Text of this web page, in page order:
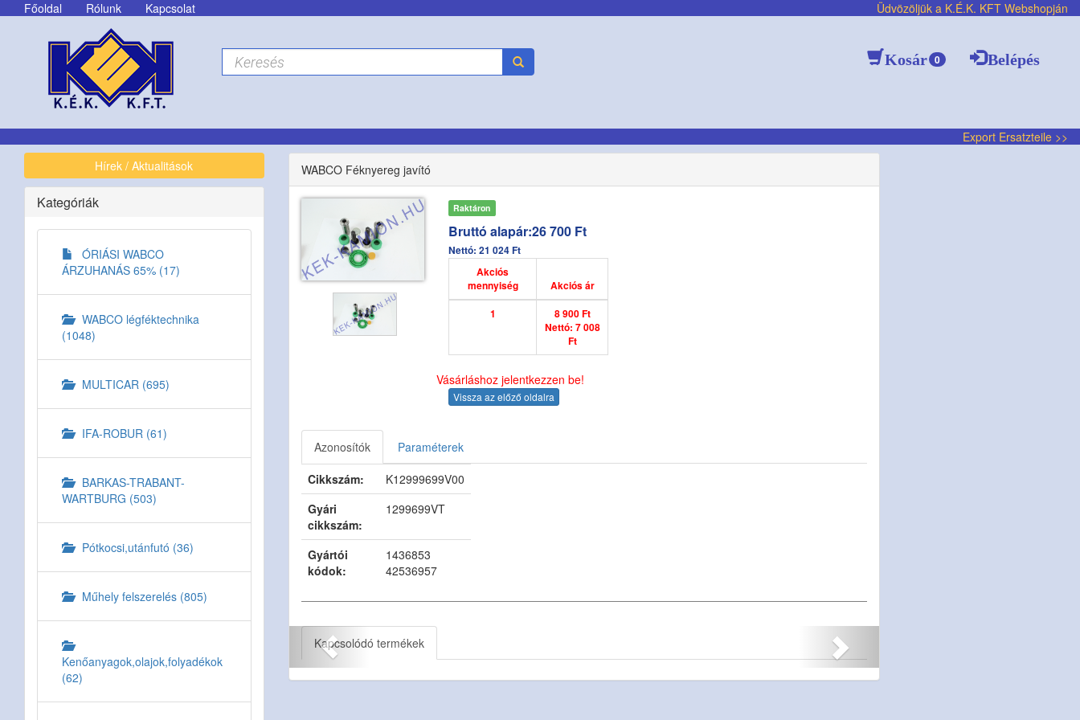
Főoldal Rólunk Kapcsolat Üdvözöljük a K.É.K. KFT Webshopján
0
Kosár Belépés
Export Ersatzteile >>
Hírek / Aktualitások
Kategóriák
ÓRIÁSI WABCO
ÁRZUHANÁS 65% (17)
WABCO légféktechnika
(1048)
MULTICAR (695)
IFA-ROBUR (61)
BARKAS-TRABANT-
WARTBURG (503)
Pótkocsi,utánfutó (36)
Műhely felszerelés (805)
Kenőanyagok,olajok,folyadékok
(62)
WABCO Féknyereg javító
Raktáron
Bruttó alapár:26 700 Ft
Nettó: 21 024 Ft
Akciós
mennyiség
Akciós ár
1
8 900 Ft
Nettó: 7 008
Ft
Vásárláshoz jelentkezzen be!
Vissza az előző oldalra
Azonosítók
Paraméterek
Cikkszám:
K12999699V00
Gyári
cikkszám:
1299699VT
Gyártói
kódok:
1436853
42536957
Kapcsolódó termékek